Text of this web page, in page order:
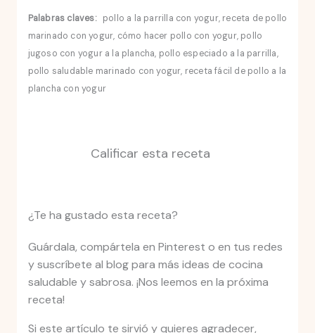
Palabras claves: pollo a la parrilla con yogur, receta de pollo
marinado con yogur, cómo hacer pollo con yogur, pollo
jugoso con yogur a la plancha, pollo especiado a la parrilla,
pollo saludable marinado con yogur, receta fácil de pollo a la
plancha con yogur
Calificar esta receta
¿Te ha gustado esta receta?
Guárdala, compártela en Pinterest o en tus redes
y suscríbete al blog para más ideas de cocina
saludable y sabrosa. ¡Nos leemos en la próxima
receta!
Si este artículo te sirvió y quieres agradecer,